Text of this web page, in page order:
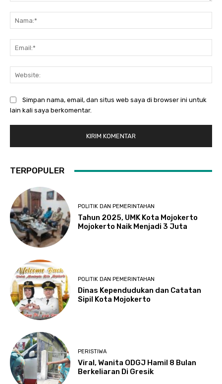
Simpan nama, email, dan situs web saya di browser ini untuk
lain kali saya berkomentar.
TERPOPULER
POLITIK DAN PEMERINTAHAN
Tahun 2025, UMK Kota Mojokerto
Mojokerto Naik Menjadi 3 Juta
POLITIK DAN PEMERINTAHAN
Dinas Kependudukan dan Catatan
Sipil Kota Mojokerto
PERISTIWA
Viral, Wanita ODGJ Hamil 8 Bulan
Berkeliaran Di Gresik